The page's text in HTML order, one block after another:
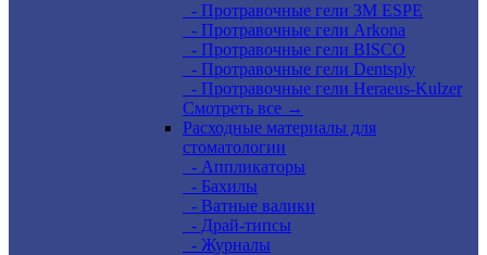
- Протравочные гели 3М ESPE
- Протравочные гели Arkona
- Протравочные гели BISCO
- Протравочные гели Dentsply
- Протравочные гели Heraeus-Kulzer
Смотреть все →
Расходные материалы для
стоматологии
- Аппликаторы
- Бахилы
- Ватные валики
- Драй-типсы
- Журналы